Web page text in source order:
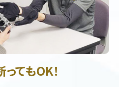
てもOK！